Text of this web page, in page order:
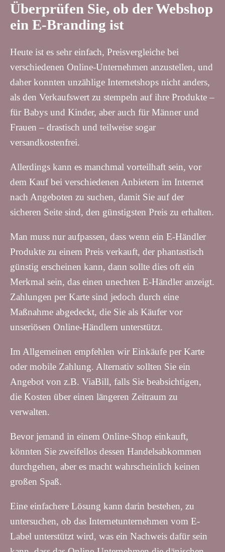
Überprüfen Sie, ob der Webshop
ein E-Branding ist
Heute ist es sehr einfach, Preisvergleiche bei
verschiedenen Online-Unternehmen anzustellen, und
daher konnten unzählige Internetshops nicht anders,
als den Verkaufswert zu stempeln auf ihre Produkte –
für Babys und Kinder, aber auch für Männer und
Frauen – drastisch und teilweise sogar
versandkostenfrei.
Allerdings kann es manchmal vorteilhaft sein, vor
dem Kauf bei verschiedenen Anbietern im Internet
nach Angeboten zu suchen, damit Sie auf der
sicheren Seite sind, den günstigsten Preis zu erhalten.
Man muss nur aufpassen, dass wenn ein E-Händler
Produkte zu einem Preis verkauft, der phantastisch
günstig erscheinen kann, dann sollte dies oft ein
Merkmal sein, das einen unechten E-Händler anzeigt.
Zahlungen per Karte sind jedoch durch eine
Maßnahme abgedeckt, die Sie als Käufer vor
unseriösen Online-Händlern unterstützt.
Im Allgemeinen empfehlen wir Einkäufe per Karte
oder mobile Zahlung. Alternativ sollten Sie ein
Angebot von z.B. ViaBill, falls Sie beabsichtigen,
die Kosten über einen längeren Zeitraum zu
verwalten.
Bevor jemand in einem Online-Shop einkauft,
könnten Sie zweifellos dessen Handelsabkommen
durchgehen, aber es macht wahrscheinlich keinen
großen Spaß.
Eine einfachere Lösung kann darin bestehen, zu
untersuchen, ob das Internetunternehmen vom E-
Label unterstützt wird, was ein Nachweis dafür sein